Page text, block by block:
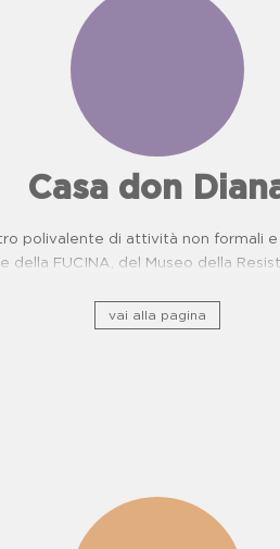
Casa don
polivalente di attività non formali e
della FUCINA, del Museo della
Oncologiche. Proposte didattiche per
vai alla pagina